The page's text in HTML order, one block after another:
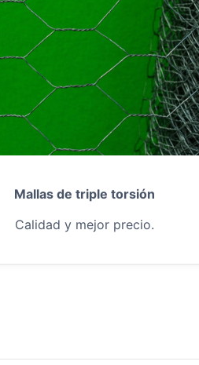
Mallas de triple torsión
Calidad y mejor precio.